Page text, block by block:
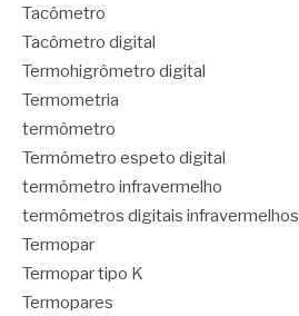
Tacômetro
Tacômetro digital
Termohigrômetro digital
Termometria
termômetro
Termômetro espeto digital
termômetro infravermelho
termômetros digitais infravermelhos
Termopar
Termopar tipo K
Termopares